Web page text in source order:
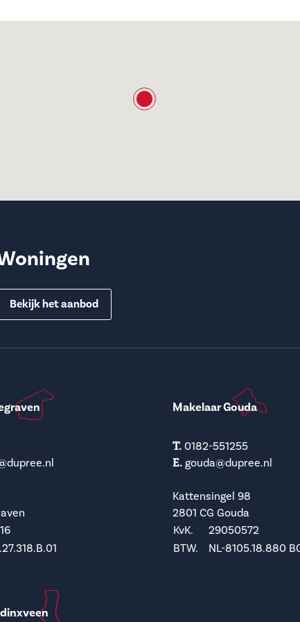
Bekijk het aanbod
Makelaar Gouda
T. 0182-551255
E. gouda@dupree.nl
Kattensingel 98
2801 CG Gouda
KvK.
29050572
BTW.
NL-8105.18.880